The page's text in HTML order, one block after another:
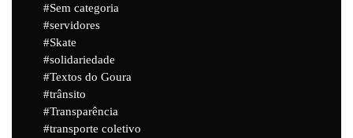
Sem categoria
servidores
Skate
solidariedade
Textos do Goura
trânsito
Transparência
transporte coletivo